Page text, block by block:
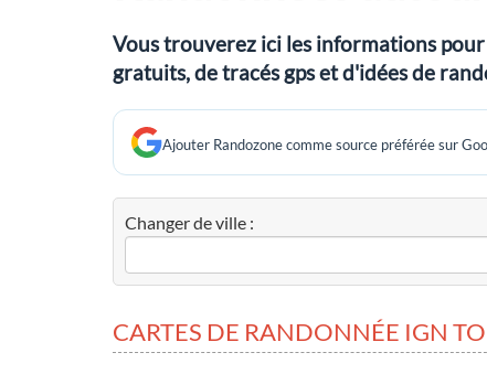
Vous trouverez ici les informations
gratuits, de tracés gps et d'idées de
Ajouter Randozone comme source préférée sur
Changer de ville :
CARTES DE RANDONNÉE IGN